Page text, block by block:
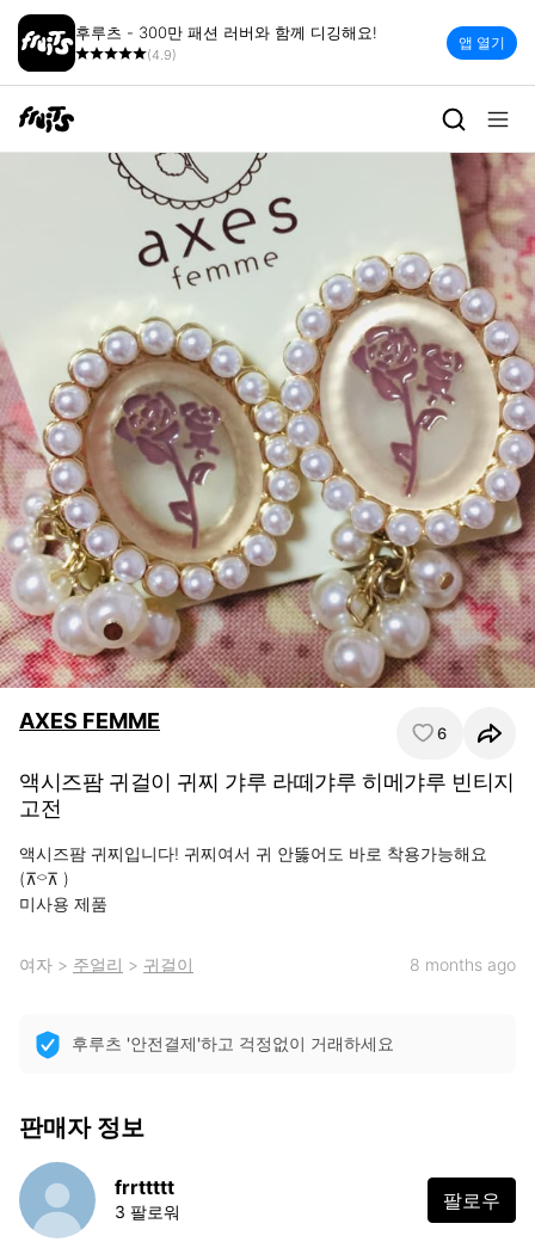
후루츠 - 300만 패션 러버와 함께 디깅해요!
(4.9)
앱 열기
AXES FEMME 6
액시즈팜 귀걸이 귀찌 갸루 라떼갸루 히메갸루 빈티지
고전
액시즈팜 귀찌입니다! 귀찌여서 귀 안뚫어도 바로 착용가능해요
(⊼⌔⊼ )
미사용 제품
여자 > 주얼리 > 귀걸이 8 months ago
후루츠 '안전결제'하고 걱정없이 거래하세요
판매자 정보
frrttttt
3 팔로워 팔로우